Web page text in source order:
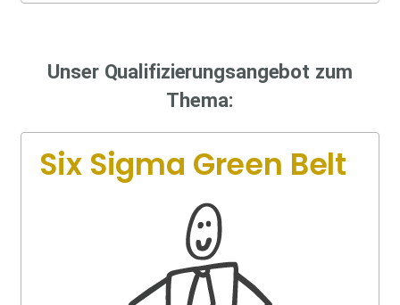
Unser Qualifizierungsangebot zum
Thema:
Six Sigma Green Belt